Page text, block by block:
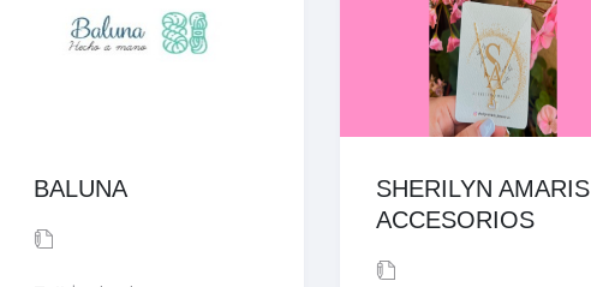
BALUNA
SHERILYN AMARIS
ACCESORIOS